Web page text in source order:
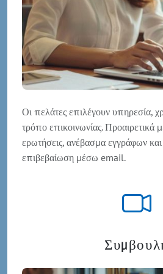
Οι πελάτες επιλέγουν υπηρεσία,
τρόπο επικοινωνίας. Προαιρετικά
ερωτήσεις, ανέβασμα εγγράφων
επιβεβαίωση μέσω email.